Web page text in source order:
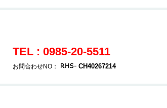
TEL : 0985-20-5511
お問合わせNO： CH40267214